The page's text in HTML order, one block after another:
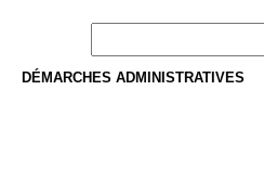
DÉMARCHES ADMINISTRATIVES